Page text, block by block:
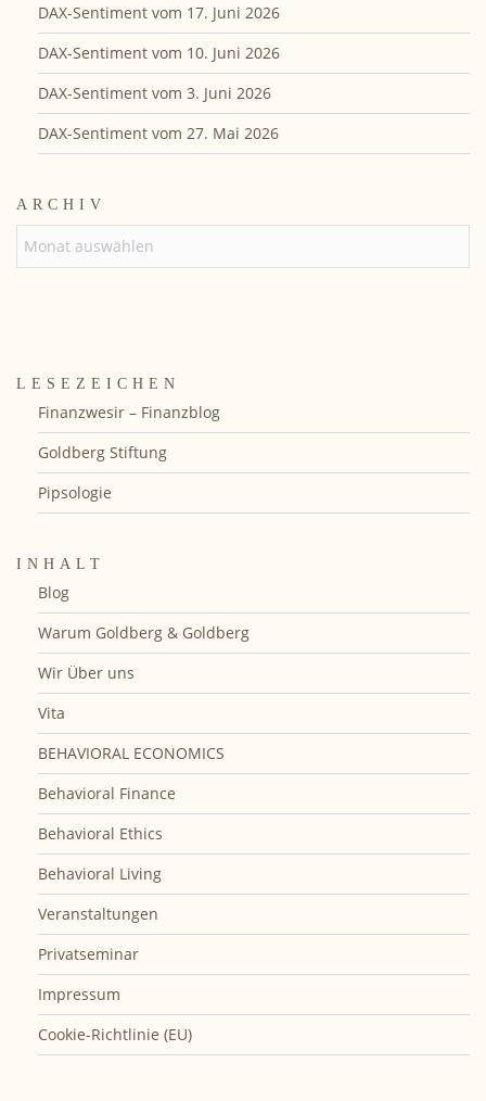
DAX-Sentiment vom 17. Juni 2026
DAX-Sentiment vom 10. Juni 2026
DAX-Sentiment vom 3. Juni 2026
DAX-Sentiment vom 27. Mai 2026
ARCHIV
LESEZEICHEN
Finanzwesir – Finanzblog
Goldberg Stiftung
Pipsologie
INHALT
Blog
Warum Goldberg & Goldberg
Wir Über uns
Vita
BEHAVIORAL ECONOMICS
Behavioral Finance
Behavioral Ethics
Behavioral Living
Veranstaltungen
Privatseminar
Impressum
Cookie-Richtlinie (EU)